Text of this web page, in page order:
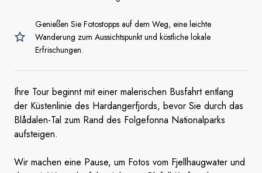
Genießen Sie Fotostopps auf dem Weg, eine leichte
Wanderung zum Aussichtspunkt und köstliche lokale
Erfrischungen.
Ihre Tour beginnt mit einer malerischen Busfahrt entlang
der Küstenlinie des Hardangerfjords, bevor Sie durch das
Blådalen-Tal zum Rand des Folgefonna Nationalparks
aufsteigen.
Wir machen eine Pause, um Fotos vom Fjellhaugwater und